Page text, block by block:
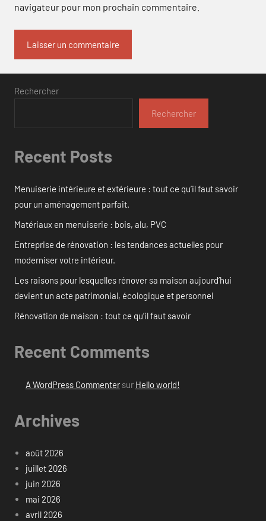
navigateur pour mon prochain commentaire.
Rechercher
Rechercher
Recent Posts
Menuiserie intérieure et extérieure : tout ce qu’il faut savoir
pour un aménagement parfait.
Matériaux en menuiserie : bois, alu, PVC
Entreprise de rénovation : les tendances actuelles pour
moderniser votre intérieur.
Les raisons pour lesquelles rénover sa maison aujourd’hui
devient un acte patrimonial, écologique et personnel
Rénovation de maison : tout ce qu’il faut savoir
Recent Comments
A WordPress Commentersur Hello world!
Archives
août 2026
juillet 2026
juin 2026
mai 2026
avril 2026